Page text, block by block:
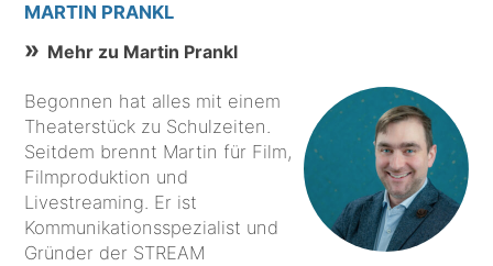
MARTIN PRANKL
Mehr zu Martin Prankl
Begonnen hat alles mit einem
Theaterstück zu Schulzeiten.
Seitdem brennt Martin für Film,
Filmproduktion und
Livestreaming. Er ist
Kommunikationsspezialist und
Gründer der STREAM